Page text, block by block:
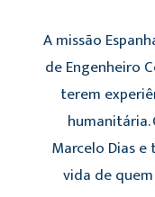
A missão
de Engenheiro
terem
Marcelo Dias
vida de